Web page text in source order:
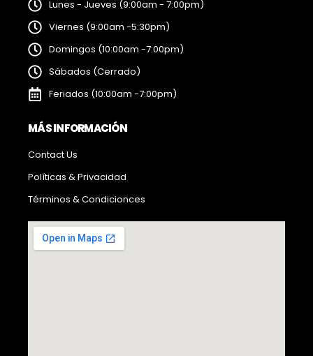
Lunes - Jueves (9:00am - 7:00pm)
Viernes (9:00am -5:30pm)
Domingos (10:00am -7:00pm)
Sábados (Cerrado)
Feriados (10:00am -7:00pm)
MÁS INFORMACIÓN
Contact Us
Políticas & Privacidad
Términos & Condicionces